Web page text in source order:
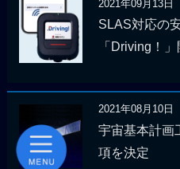
2021年09月13日
SLAS対応の
「Driving！
2021年08月10日
宇宙基本計画
項を決定